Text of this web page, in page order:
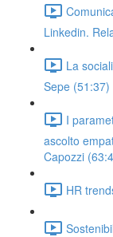
Linkedin.
La
Sepe (51:37)
I
ascolto
Capozzi
HR